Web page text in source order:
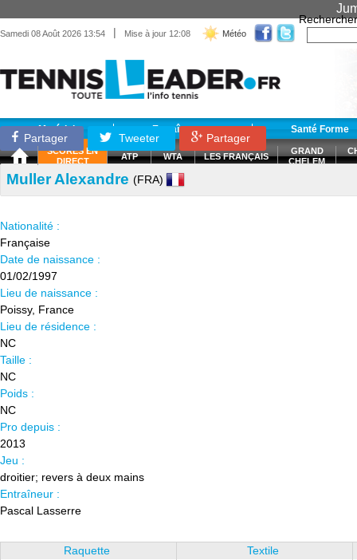
Samedi 08 Août 2026 13:54 | Mise à jour 12:08 Météo
Rechercher
Matériel Entraînement Santé Forme
SCORES EN
DIRECT
ATP WTA LES FRANÇAIS
GRAND
CHELEM
Partager Tweeter Partager
Muller Alexandre (FRA)
Nationalité :
Française
Date de naissance :
01/02/1997
Lieu de naissance :
Poissy, France
Lieu de résidence :
NC
Taille :
NC
Poids :
NC
Pro depuis :
2013
Jeu :
droitier; revers à deux mains
Entraîneur :
Pascal Lasserre
Raquette
Textile